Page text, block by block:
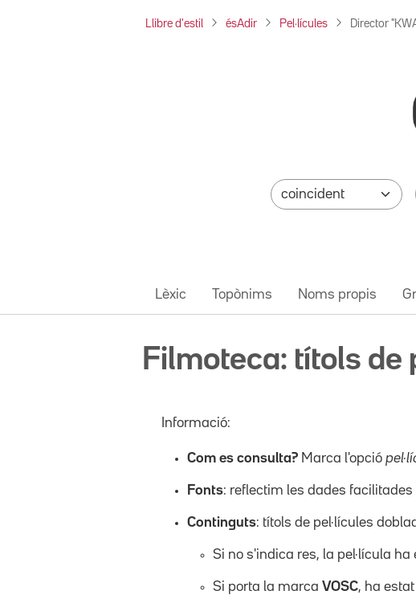
Llibre d'estil ésAdir Pel·lícules Director
Lèxic Topònims Noms propis
Filmoteca: títols de
Informació:
Com es consulta? Marca l'opció
Fonts: reflectim les dades
Continguts: títols de pel·lícules
Si no s'indica res, la pel·lícula ha
Si porta la marca VOSC, ha estat